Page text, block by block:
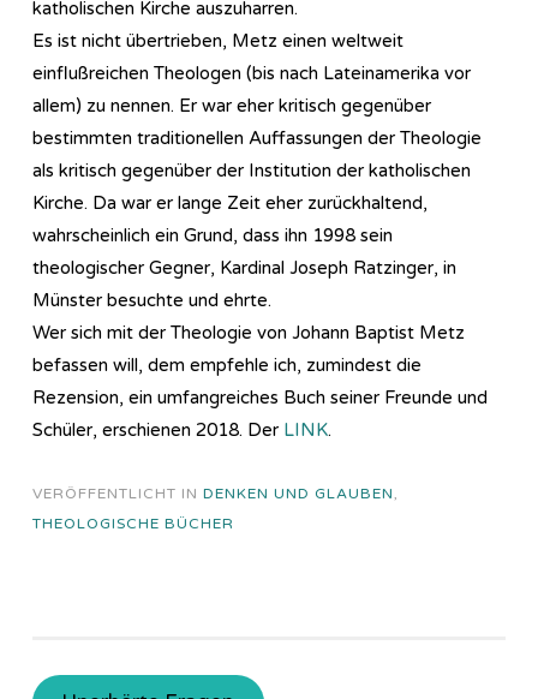
katholischen Kirche auszuharren.
Es ist nicht übertrieben, Metz einen weltweit
einflußreichen Theologen (bis nach Lateinamerika vor
allem) zu nennen. Er war eher kritisch gegenüber
bestimmten traditionellen Auffassungen der Theologie
als kritisch gegenüber der Institution der katholischen
Kirche. Da war er lange Zeit eher zurückhaltend,
wahrscheinlich ein Grund, dass ihn 1998 sein
theologischer Gegner, Kardinal Joseph Ratzinger, in
Münster besuchte und ehrte.
Wer sich mit der Theologie von Johann Baptist Metz
befassen will, dem empfehle ich, zumindest die
Rezension, ein umfangreiches Buch seiner Freunde und
Schüler, erschienen 2018. Der LINK.
VERÖFFENTLICHT IN DENKEN UND GLAUBEN,
THEOLOGISCHE BÜCHER